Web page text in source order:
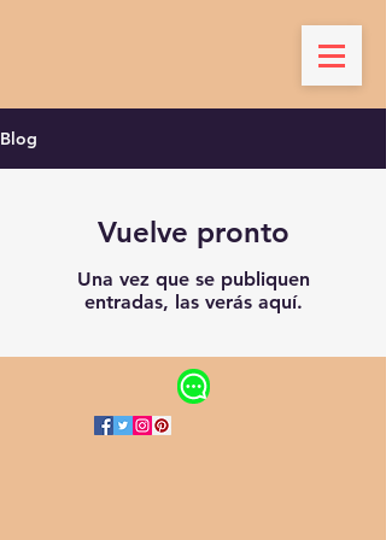
Blog
Vuelve pronto
Una vez que se publiquen
entradas, las verás aquí.